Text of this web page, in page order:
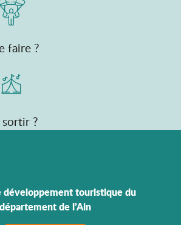
faire ?
?
développement touristique du
département de l’Ain